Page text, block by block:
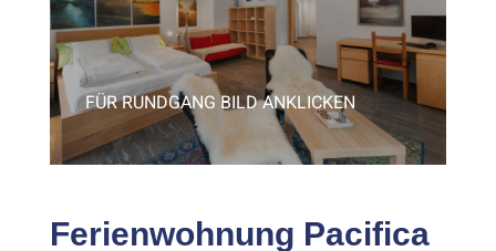
FÜR RUNDGANG BILD ANKLICKEN
Ferienwohnung Pacifica